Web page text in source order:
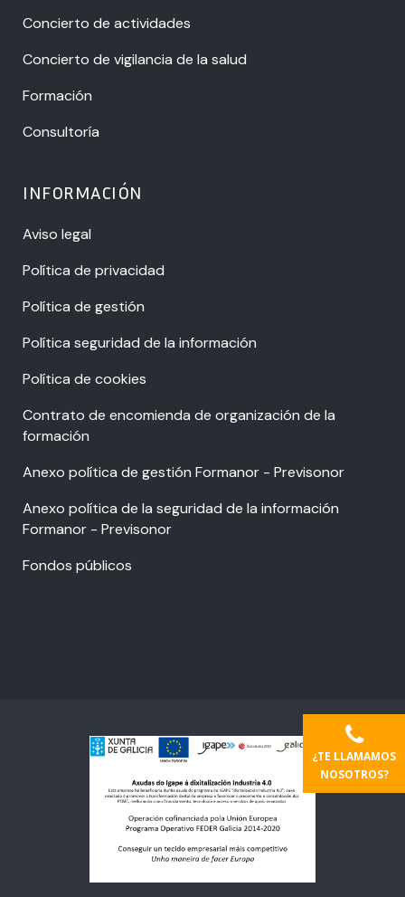
Concierto de actividades
Concierto de vigilancia de la salud
Formación
Consultoría
INFORMACIÓN
Aviso legal
Política de privacidad
Política de gestión
Política seguridad de la información
Política de cookies
Contrato de encomienda de organización de la
formación
Anexo política de gestión Formanor - Previsonor
Anexo política de la seguridad de la información
Formanor - Previsonor
Fondos públicos
¿TE LLAMAMOS
NOSOTROS?